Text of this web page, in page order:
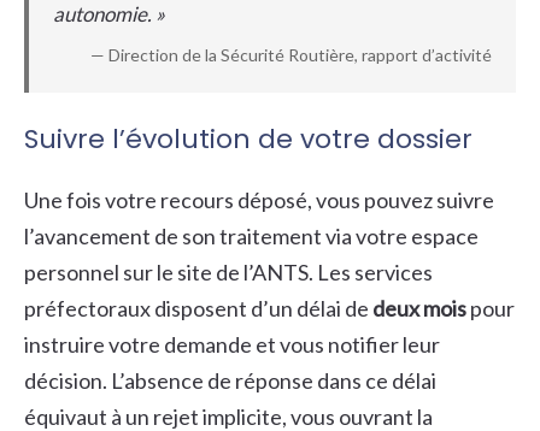
autonomie. »
— Direction de la Sécurité Routière, rapport d’activité
Suivre l’évolution de votre dossier
Une fois votre recours déposé, vous pouvez suivre
l’avancement de son traitement via votre espace
personnel sur le site de l’ANTS. Les services
préfectoraux disposent d’un délai de deux moispour
instruire votre demande et vous notifier leur
décision. L’absence de réponse dans ce délai
équivaut à un rejet implicite, vous ouvrant la